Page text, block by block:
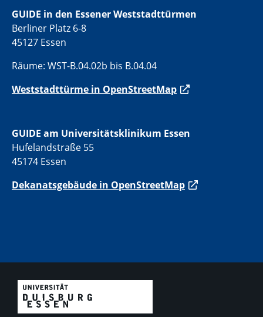
GUIDE in den Essener Weststadttürmen
Berliner Platz 6-8
45127 Essen
Räume: WST-B.04.02b bis B.04.04
Weststadttürme in OpenStreetMap
GUIDE am Universitätsklinikum Essen
Hufelandstraße 55
45174 Essen
Dekanatsgebäude in OpenStreetMap